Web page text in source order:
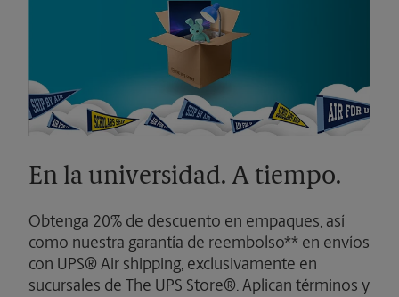
En la universidad. A tiempo.
Obtenga 20% de descuento en empaques, así
como nuestra garantía de reembolso** en envíos
con UPS® Air shipping, exclusivamente en
sucursales de The UPS Store®. Aplican términos y